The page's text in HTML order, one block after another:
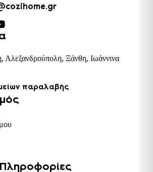
Αλεξανδρούπολη, Ξάνθη, Ιωάννινα
παραλαβής